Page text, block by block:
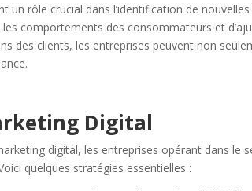
un rôle crucial dans l’identification de
les comportements des consommateurs et
des clients, les entreprises peuvent non
Digital
digital, les entreprises opérant dans
quelques stratégies essentielles :